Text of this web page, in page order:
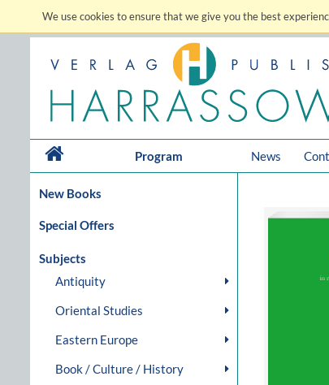
We use cookies to ensure that we give you the best
Program News
New Books
Special Offers
Subjects
Antiquity
Oriental Studies
Eastern Europe
Book / Culture / History